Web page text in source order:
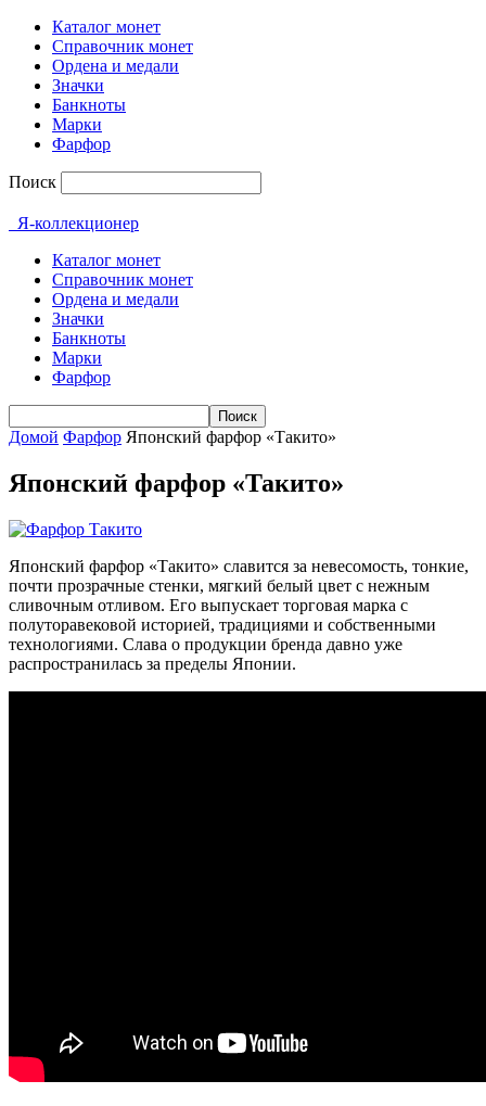
Каталог монет
Справочник монет
Ордена и медали
Значки
Банкноты
Марки
Фарфор
Поиск
Я-коллекционер
Каталог монет
Справочник монет
Ордена и медали
Значки
Банкноты
Марки
Фарфор
Домой Фарфор Японский фарфор «Такито»
Японский фарфор «Такито»
Японский фарфор «Такито» славится за невесомость, тонкие,
почти прозрачные стенки, мягкий белый цвет с нежным
сливочным отливом. Его выпускает торговая марка с
полуторавековой историей, традициями и собственными
технологиями. Слава о продукции бренда давно уже
распространилась за пределы Японии.